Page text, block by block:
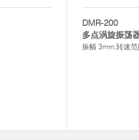
DMR-200
多点涡旋振荡
振幅 3mm,转速